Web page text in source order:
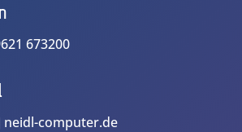
673200
neidl-computer.de